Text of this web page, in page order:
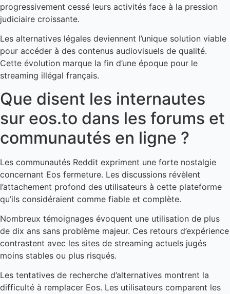
progressivement cessé leurs activités face à la pression
judiciaire croissante.
Les alternatives légales deviennent l’unique solution viable
pour accéder à des contenus audiovisuels de qualité.
Cette évolution marque la fin d’une époque pour le
streaming illégal français.
Que disent les internautes
sur eos.to dans les forums et
communautés en ligne ?
Les communautés Reddit expriment une forte nostalgie
concernant Eos fermeture. Les discussions révèlent
l’attachement profond des utilisateurs à cette plateforme
qu’ils considéraient comme fiable et complète.
Nombreux témoignages évoquent une utilisation de plus
de dix ans sans problème majeur. Ces retours d’expérience
contrastent avec les sites de streaming actuels jugés
moins stables ou plus risqués.
Les tentatives de recherche d’alternatives montrent la
difficulté à remplacer Eos. Les utilisateurs comparent les